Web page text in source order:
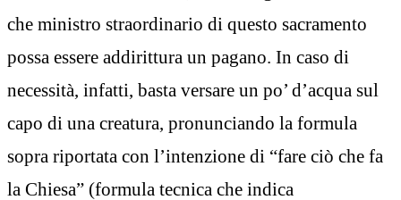
che ministro straordinario di questo sacramento
possa essere addirittura un pagano. In caso di
necessità, infatti, basta versare un po’ d’acqua sul
capo di una creatura, pronunciando la formula
sopra riportata con l’intenzione di “fare ciò che fa
la Chiesa” (formula tecnica che indica